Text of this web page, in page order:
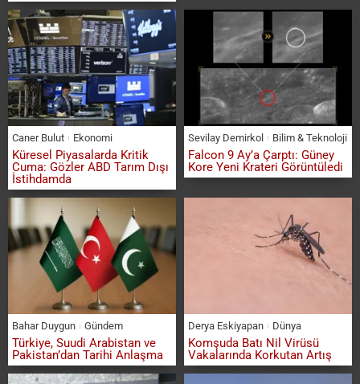
Caner Bulut Ekonomi
Küresel Piyasalarda Kritik
Cuma: Gözler ABD Tarım Dışı
İstihdamda
Sevilay Demirkol Bilim & Teknoloji
Falcon 9 Ay’a Çarptı: Güney
Kore Yeni Krateri Görüntüledi
Bahar Duygun Gündem
Türkiye, Suudi Arabistan ve
Pakistan’dan Tarihi Anlaşma
Derya Eskiyapan Dünya
Komşuda Batı Nil Virüsü
Vakalarında Korkutan Artış